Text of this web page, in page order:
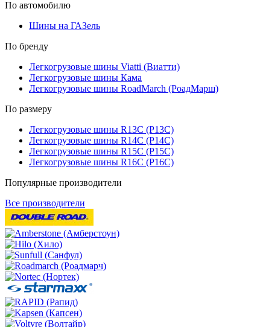
По автомобилю
Шины на ГАЗель
По бренду
Легкогрузовые шины Viatti (Виатти)
Легкогрузовые шины Кама
Легкогрузовые шины RoadMarch (РоадМарш)
По размеру
Легкогрузовые шины R13C (Р13С)
Легкогрузовые шины R14C (Р14С)
Легкогрузовые шины R15C (Р15С)
Легкогрузовые шины R16C (Р16С)
Популярные производители
Все производители